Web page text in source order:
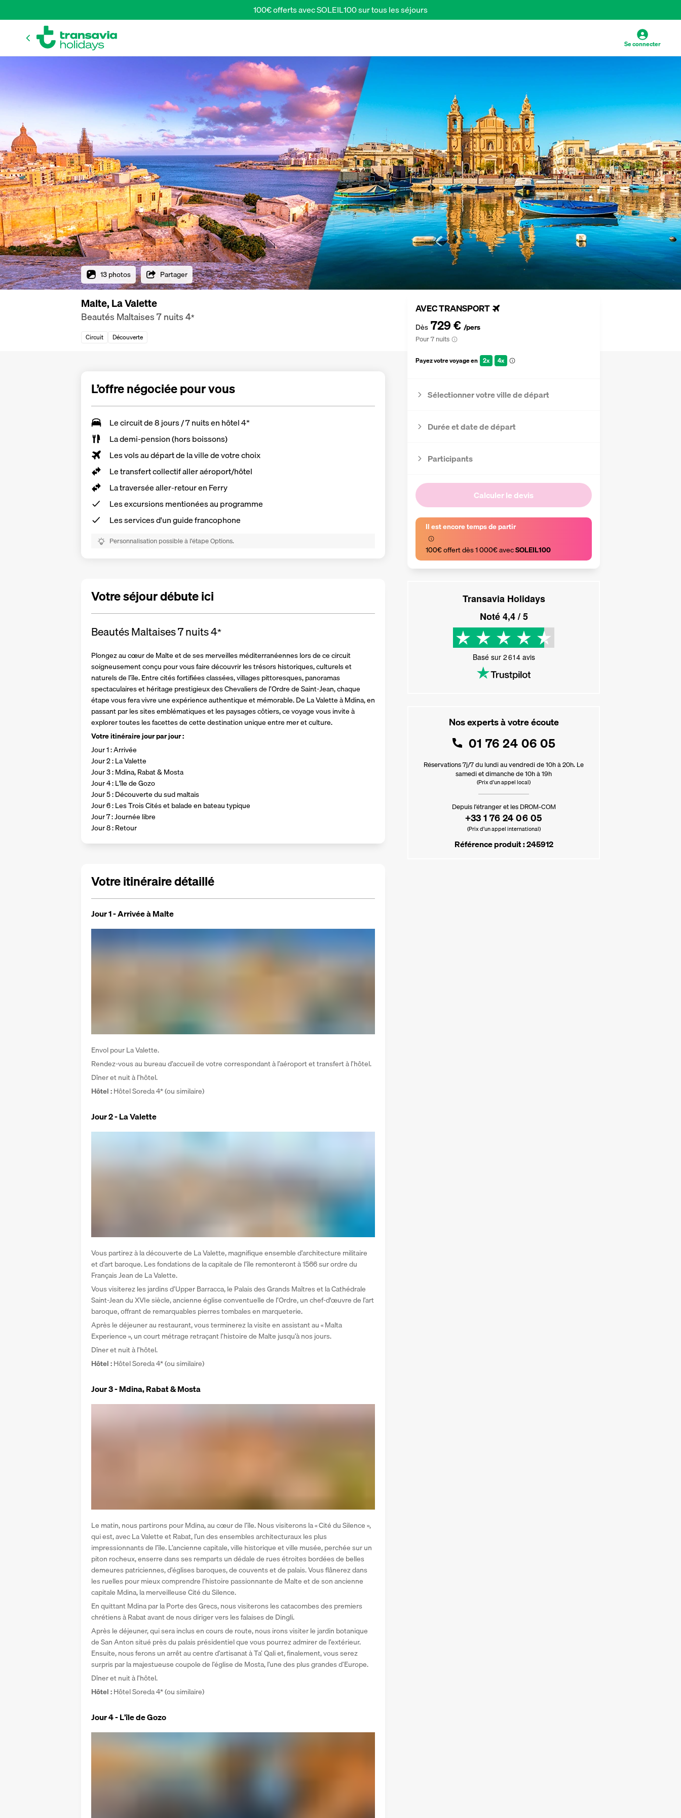
100€ offerts avec SOLEIL100 sur tous les séjours
Se connecter
13 photos Partager
Malte, La Valette
Beautés Maltaises 7 nuits4*
Circuit Découverte
AVEC TRANSPORT
Dès 729 € /pers
Pour 7 nuits
Payez votre voyage en 2x 4x
Sélectionner votre ville de départ
Durée et date de départ
Participants
Calculer le devis
Il est encore temps de partir
100€ offert dès 1 000€ avec SOLEIL100
Transavia Holidays
Noté4,4/ 5
Basé sur 2 614avis
Nos experts à votre écoute
01 76 24 06 05
Réservations 7j/7 du lundi au vendredi de 10h à 20h. Le
samedi et dimanche de 10h à 19h
(Prix d'un appel local)
Depuis l’étranger et les DROM-COM
+33 1 76 24 06 05
(Prix d’un appel international)
Référence produit : 245912
L’offre négociée pour vous
Lecircuit de 8 jours / 7 nuitsen hôtel 4*
Lademi-pension(hors boissons)
Les vols au départ de la ville de votre choix
Le transfert collectif aller aéroport/hôtel
La traversée aller-retour en Ferry
Lesexcursions mentionées au programme
Lesservices d'un guide francophone
Personnalisation possible à l’étape Options.
Votre séjour débute ici
Beautés Maltaises 7 nuits4*
Plongez au cœur de Malte et de ses merveilles méditerranéennes lors de ce circuit
soigneusement conçu pour vous faire découvrir les trésors historiques, culturels et
naturels de l’île. Entre cités fortifiées classées, villages pittoresques, panoramas
spectaculaires et héritage prestigieux des Chevaliers de l’Ordre de Saint‑Jean, chaque
étape vous fera vivre une expérience authentique et mémorable. De La Valette à Mdina, en
passant par les sites emblématiques et les paysages côtiers, ce voyage vous invite à
explorer toutes les facettes de cette destination unique entre mer et culture.
Votre itinéraire jour par jour :
Jour 1 : Arrivée
Jour 2 : La Valette
Jour 3 : Mdina, Rabat & Mosta
Jour 4 : L'île de Gozo
Jour 5 : Découverte du sud maltais
Jour 6 : Les Trois Cités et balade en bateau typique
Jour 7 : Journée libre
Jour 8 : Retour
Votre itinéraire détaillé
Jour 1 - Arrivée à Malte
Envol pour La Valette.
Rendez-vous au bureau d’accueil de votre correspondant à l’aéroport et transfert à l’hôtel.
Dîner et nuit à l’hôtel.
Hôtel : Hôtel Soreda 4* (ou similaire)
Jour 2 - La Valette
Vous partirez à la découverte de La Valette, magnifique ensemble d’architecture militaire
et d’art baroque. Les fondations de la capitale de l’île remonteront à 1566 sur ordre du
Français Jean de La Valette.
Vous visiterez les jardins d’Upper Barracca, le Palais des Grands Maîtres et la Cathédrale
Saint-Jean du XVIe siècle, ancienne église conventuelle de l’Ordre, un chef-d'œuvre de l’art
baroque, offrant de remarquables pierres tombales en marqueterie.
Après le déjeuner au restaurant, vous terminerez la visite en assistant au « Malta
Experience », un court métrage retraçant l’histoire de Malte jusqu’à nos jours.
Dîner et nuit à l’hôtel.
Hôtel : Hôtel Soreda 4* (ou similaire)
Jour 3 - Mdina, Rabat & Mosta
Le matin, nous partirons pour Mdina, au cœur de l’île. Nous visiterons la « Cité du Silence »,
qui est, avec La Valette et Rabat, l’un des ensembles architecturaux les plus
impressionnants de l’île. L’ancienne capitale, ville historique et ville musée, perchée sur un
piton rocheux, enserre dans ses remparts un dédale de rues étroites bordées de belles
demeures patriciennes, d’églises baroques, de couvents et de palais. Vous flânerez dans
les ruelles pour mieux comprendre l’histoire passionnante de Malte et de son ancienne
capitale Mdina, la merveilleuse Cité du Silence.
En quittant Mdina par la Porte des Grecs, nous visiterons les catacombes des premiers
chrétiens à Rabat avant de nous diriger vers les falaises de Dingli.
Après le déjeuner, qui sera inclus en cours de route, nous irons visiter le jardin botanique
de San Anton situé près du palais présidentiel que vous pourrez admirer de l’extérieur.
Ensuite, nous ferons un arrêt au centre d’artisanat à Ta’ Qali et, finalement, vous serez
surpris par la majestueuse coupole de l’église de Mosta, l’une des plus grandes d’Europe.
Dîner et nuit à l’hôtel.
Hôtel : Hôtel Soreda 4* (ou similaire)
Jour 4 - L'île de Gozo